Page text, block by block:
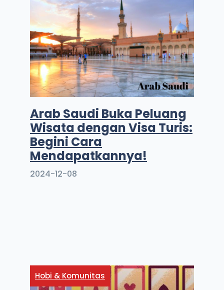
Arab Saudi Buka Peluang
Wisata dengan Visa Turis:
Begini Cara
Mendapatkannya!
2024-12-08
Hobi & Komunitas